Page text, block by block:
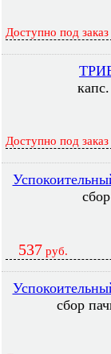
Доступно под заказ
Доступно под заказ
537 руб.
сбор